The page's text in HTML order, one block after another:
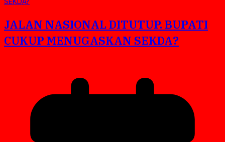
JALAN NASIONAL DITUTUP. BUPATI
CUKUP MENUGASKAN SEKDA?